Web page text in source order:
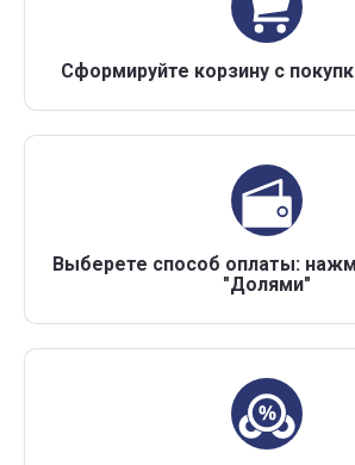
Сформируйте корзину с
Выберете способ оплаты:
"Долями"